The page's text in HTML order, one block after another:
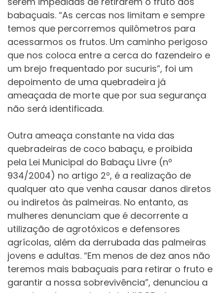
babaçuais. “As cercas nos limitam e sempre
temos que percorremos quilômetros para
acessarmos os frutos. Um caminho perigoso
que nos coloca entre a cerca do fazendeiro e
um brejo frequentado por sucuris”, foi um
depoimento de uma quebradeira já
ameaçada de morte que por sua segurança
não será identificada.
Outra ameaça constante na vida das
quebradeiras de coco babaçu, e proibida
pela Lei Municipal do Babaçu Livre (nº
934/2004) no artigo 2º, é a realização de
qualquer ato que venha causar danos diretos
ou indiretos às palmeiras. No entanto, as
mulheres denunciam que é decorrente a
utilização de agrotóxicos e defensores
agrícolas, além da derrubada das palmeiras
jovens e adultas. “Em menos de dez anos não
teremos mais babaçuais para retirar o fruto e
garantir a nossa sobrevivência”, denunciou a